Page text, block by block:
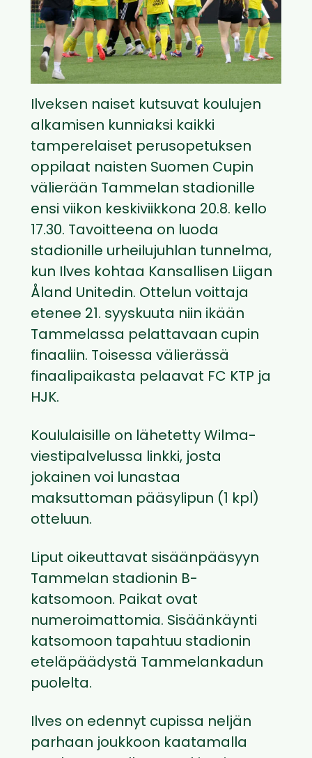
Ilveksen naiset kutsuvat koulujen
alkamisen kunniaksi kaikki
tamperelaiset perusopetuksen
oppilaat naisten Suomen Cupin
välierään Tammelan stadionille
ensi viikon keskiviikkona 20.8. kello
17.30. Tavoitteena on luoda
stadionille urheilujuhlan tunnelma,
kun Ilves kohtaa Kansallisen Liigan
Åland Unitedin. Ottelun voittaja
etenee 21. syyskuuta niin ikään
Tammelassa pelattavaan cupin
finaaliin. Toisessa välierässä
finaalipaikasta pelaavat FC KTP ja
HJK.
Koululaisille on lähetetty Wilma-
viestipalvelussa linkki, josta
jokainen voi lunastaa
maksuttoman pääsylipun (1 kpl)
otteluun.
Liput oikeuttavat sisäänpääsyyn
Tammelan stadionin B-
katsomoon. Paikat ovat
numeroimattomia. Sisäänkäynti
katsomoon tapahtuu stadionin
eteläpäädystä Tammelankadun
puolelta.
Ilves on edennyt cupissa neljän
parhaan joukkoon kaatamalla